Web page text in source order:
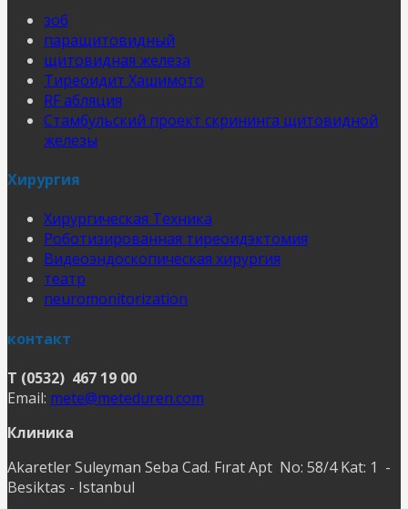
зоб
паращитовидный
щитовидная железа
Тиреоидит Хашимото
RF абляция
Стамбульский проект скрининга щитовидной
железы
Хирургия
Хирургическая Техника
Роботизированная тиреоидэктомия
Видеоэндоскопическая хирургия
театр
neuromonitorization
контакт
T (0532) 467 19 00
Email: mete@meteduren.com
Клиника
Akaretler Suleyman Seba Cad. Fırat Apt No: 58/4 Kat: 1 -
Besiktas - Istanbul